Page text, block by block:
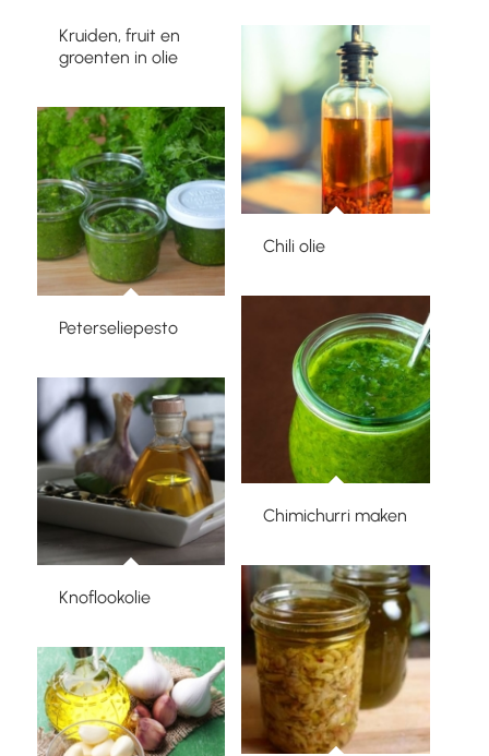
Kruiden, fruit en
groenten in olie
Chili olie
Peterseliepesto
Chimichurri maken
Knoflookolie